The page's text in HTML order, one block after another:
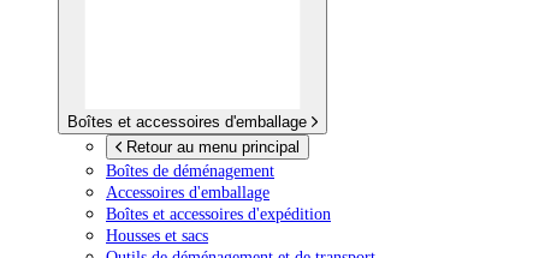
Boîtes et accessoires d'emballage
Retour au menu principal
Boîtes de déménagement
Accessoires d'emballage
Boîtes et accessoires d'expédition
Housses et sacs